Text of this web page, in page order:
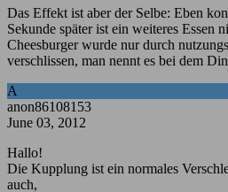
Das Effekt ist aber der Selbe: Eben
Sekunde später ist ein weiteres Essen
Cheesburger wurde nur durch
verschlissen, man nennt es bei dem
A
anon86108153
June 03, 2012
Hallo!
Die Kupplung ist ein normales
auch,